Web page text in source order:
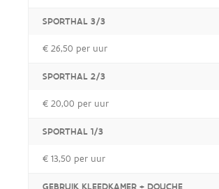
SPORTHAL 3/3
€ 26,50 per uur
SPORTHAL 2/3
€ 20,00 per uur
SPORTHAL 1/3
€ 13,50 per uur
GEBRUIK KLEEDKAMER + DOUCHE